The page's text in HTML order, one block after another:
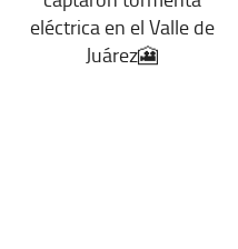
eléctrica en el Valle de
Juárez🎦